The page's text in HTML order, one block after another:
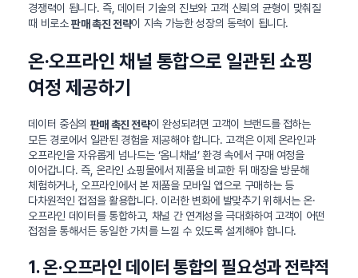
경쟁력이 됩니다. 즉, 데이터 기술의 진보와 고객 신뢰의 균형이 맞춰질
때 비로소판매 촉진 전략이 지속 가능한 성장의 동력이 됩니다.
온·오프라인 채널 통합으로 일관된 쇼핑
여정 제공하기
데이터 중심의 판매 촉진 전략이 완성되려면 고객이 브랜드를 접하는
모든 경로에서 일관된 경험을 제공해야 합니다. 고객은 이제 온라인과
오프라인을 자유롭게 넘나드는 ‘옴니채널’ 환경 속에서 구매 여정을
이어갑니다. 즉, 온라인 쇼핑몰에서 제품을 비교한 뒤 매장을 방문해
체험하거나, 오프라인에서 본 제품을 모바일 앱으로 구매하는 등
다차원적인 접점을 활용합니다. 이러한 변화에 발맞추기 위해서는 온·
오프라인 데이터를 통합하고, 채널 간 연계성을 극대화하여 고객이 어떤
접점을 통해서든 동일한 가치를 느낄 수 있도록 설계해야 합니다.
1. 온·오프라인 데이터 통합의 필요성과 전략적